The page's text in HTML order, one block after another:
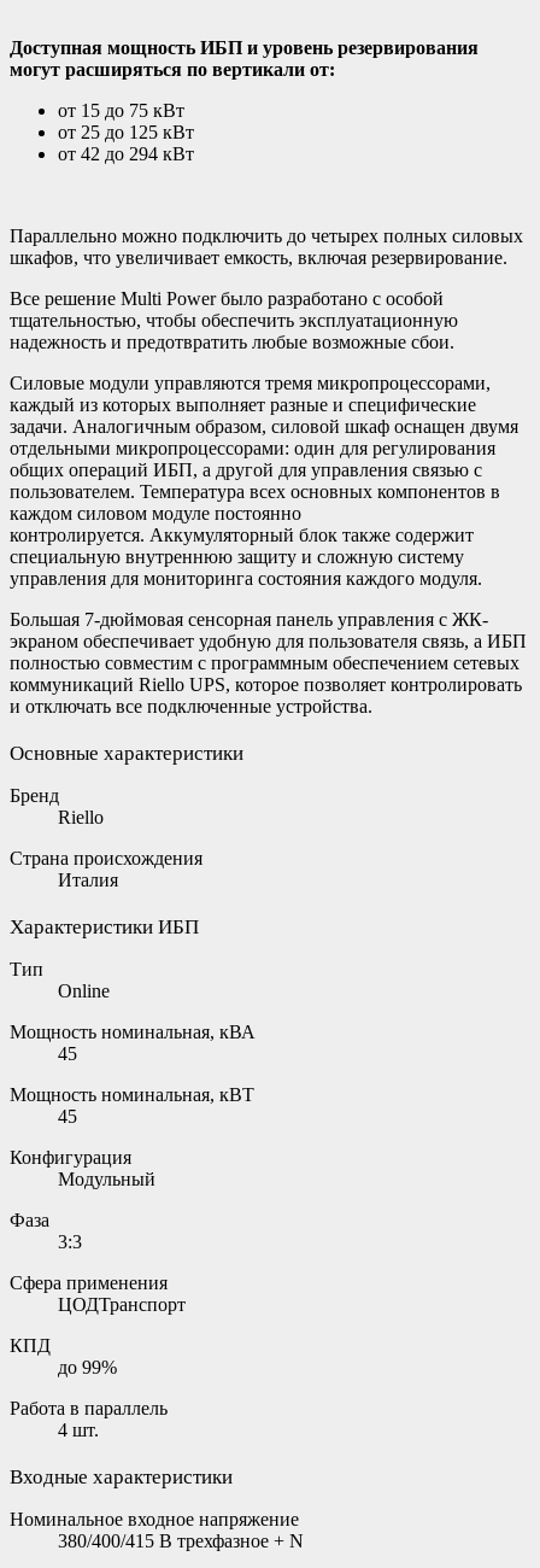
Доступная мощность ИБП и уровень резервирования
могут расширяться по вертикали от:
от 15 до 75 кВт
от 25 до 125 кВт
от 42 до 294 кВт
Параллельно можно подключить до четырех полных силовых
шкафов, что увеличивает емкость, включая резервирование.
Все решение Multi Power было разработано с особой
тщательностью, чтобы обеспечить эксплуатационную
надежность и предотвратить любые возможные сбои.
Силовые модули управляются тремя микропроцессорами,
каждый из которых выполняет разные и специфические
задачи. Аналогичным образом, силовой шкаф оснащен двумя
отдельными микропроцессорами: один для регулирования
общих операций ИБП, а другой для управления связью с
пользователем. Температура всех основных компонентов в
каждом силовом модуле постоянно
контролируется. Аккумуляторный блок также содержит
специальную внутреннюю защиту и сложную систему
управления для мониторинга состояния каждого модуля.
Большая 7-дюймовая сенсорная панель управления с ЖК-
экраном обеспечивает удобную для пользователя связь, а ИБП
полностью совместим с программным обеспечением сетевых
коммуникаций Riello UPS, которое позволяет контролировать
и отключать все подключенные устройства.
Основные характеристики
Бренд
Riello
Страна происхождения
Италия
Характеристики ИБП
Тип
Online
Мощность номинальная, кВА
45
Мощность номинальная, кВТ
45
Конфигурация
Модульный
Фаза
3:3
Сфера применения
ЦОДТранспорт
КПД
до 99%
Работа в параллель
4 шт.
Входные характеристики
Номинальное входное напряжение
380/400/415 В трехфазное + N